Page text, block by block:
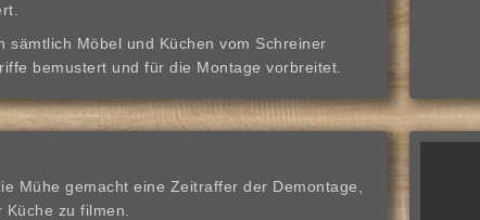
sämtlich Möbel und Küchen vom Schreiner
bemustert und für die Montage vorbreitet.
Mühe gemacht eine Zeitraffer der Demontage,
zu filmen.